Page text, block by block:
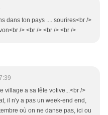
dans ton pays .... sourires<br />
/> <br /> <br /> <br />
village a sa fête votive...<br />
il n'y a pas un week-end end,
où on ne danse pas, ici ou